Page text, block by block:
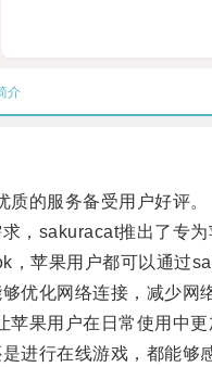
介
的服务备受用户好评。
sakuracat推出了专为
果用户都可以通过
化网络连接，减少网
果用户在日常使用中更
行在线游戏，都能够